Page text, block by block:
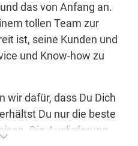
das von Anfang an.
tollen Team zur
ist, seine Kunden und
und Know-how zu
wir dafür, dass Du Dich
Du nur die beste
Die Auslieferung